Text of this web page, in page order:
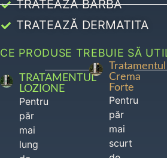
TRATEAZĂ BARBA
TRATEAZĂ DERMATITA
CE PRODUSE TREBUIE SĂ
TRATAMENTUL
LOZIONE
Pentru
păr
mai
lung
Tratamentul
Crema
Forte
Pentru
păr
mai
scurt